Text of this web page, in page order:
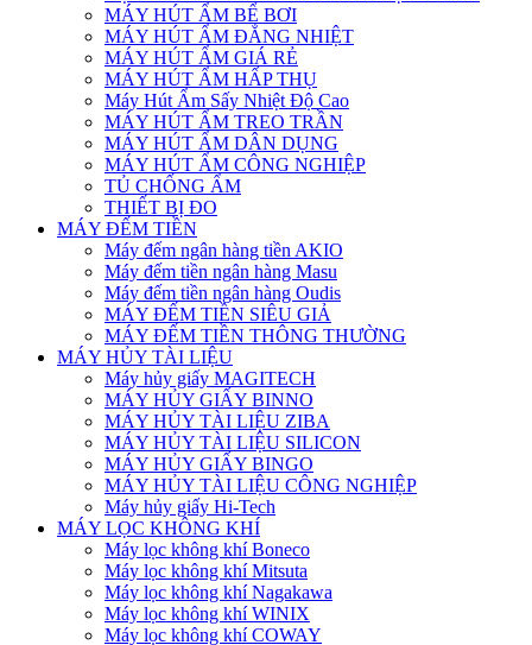
MÁY HÚT ẨM BỂ BƠI
MÁY HÚT ẨM ĐẲNG NHIỆT
MÁY HÚT ẨM GIÁ RẺ
MÁY HÚT ẨM HẤP THỤ
Máy Hút Ẩm Sấy Nhiệt Độ Cao
MÁY HÚT ẨM TREO TRẦN
MÁY HÚT ẨM DÂN DỤNG
MÁY HÚT ẨM CÔNG NGHIỆP
TỦ CHỐNG ẨM
THIẾT BỊ ĐO
MÁY ĐẾM TIỀN
Máy đếm ngân hàng tiền AKIO
Máy đếm tiền ngân hàng Masu
Máy đếm tiền ngân hàng Oudis
MÁY ĐẾM TIỀN SIÊU GIẢ
MÁY ĐẾM TIỀN THÔNG THƯỜNG
MÁY HỦY TÀI LIỆU
Máy hủy giấy MAGITECH
MÁY HỦY GIẤY BINNO
MÁY HỦY TÀI LIỆU ZIBA
MÁY HỦY TÀI LIỆU SILICON
MÁY HỦY GIẤY BINGO
MÁY HỦY TÀI LIỆU CÔNG NGHIỆP
Máy hủy giấy Hi-Tech
MÁY LỌC KHÔNG KHÍ
Máy lọc không khí Boneco
Máy lọc không khí Mitsuta
Máy lọc không khí Nagakawa
Máy lọc không khí WINIX
Máy lọc không khí COWAY